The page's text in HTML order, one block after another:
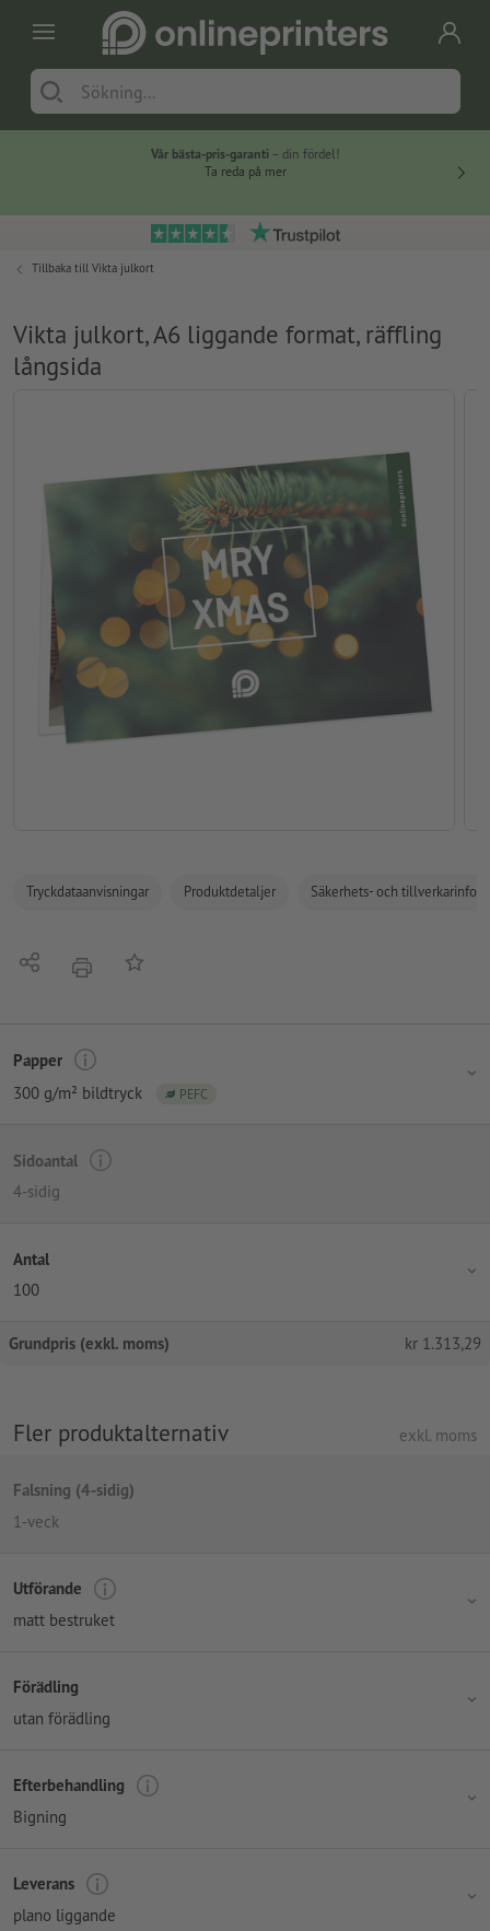
Vår bästa-pris-garanti – din fördel!
Ta reda på mer
Tillbaka till Vikta julkort
Vikta julkort, A6 liggande format, räffling
långsida
Tryckdataanvisningar Produktdetaljer Säkerhets- och
Dela erbjudandePå anteckningslistan
Papper
300 g/m² bildtryck
PEFC
Sidoantal
4-sidig
Antal
100
Grundpris (exkl. moms) kr 1.313,29
Fler produktalternativ exkl. moms
Falsning (4-sidig)
1-veck
Utförande
matt bestruket
Förädling
utan förädling
Efterbehandling
Bigning
Leverans
plano liggande